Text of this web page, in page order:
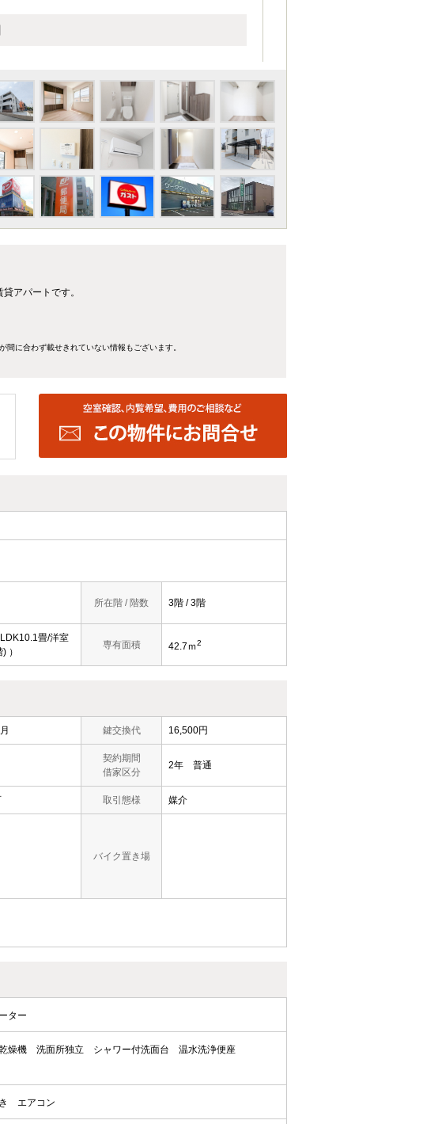
アパートです。
に合わず載せきれていない情報もございます。
所在階 / 階数 3階 / 3階
畳/洋室
）
専有面積 42.7ｍ2
鍵交換代 16,500円
契約期間
借家区分
2年 普通
取引態様 媒介
バイク置き場
ター
燥機 洗面所独立 シャワー付洗面台
温水洗浄便座
エアコン